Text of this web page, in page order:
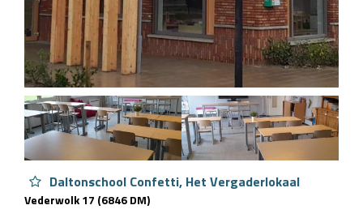
Daltonschool Confetti, Het Vergaderlokaal
Vederwolk 17 (6846 DM)